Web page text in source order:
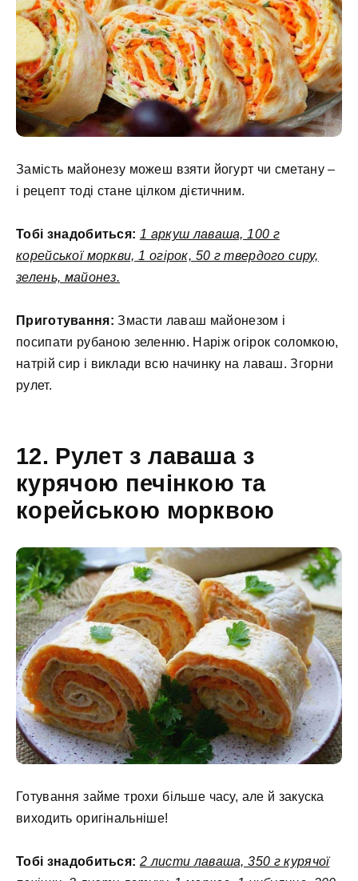
Замість майонезу можеш взяти йогурт чи сметану –
і рецепт тоді стане цілком дієтичним.
Тобі знадобиться: 1 аркуш лаваша, 100 г
корейської моркви, 1 огірок, 50 г твердого сиру,
зелень, майонез.
Приготування: Змасти лаваш майонезом і
посипати рубаною зеленню. Наріж огірок соломкою,
натрій сир і виклади всю начинку на лаваш. Згорни
рулет.
12. Рулет з лаваша з
курячою печінкою та
корейською морквою
Готування займе трохи більше часу, але й закуска
виходить оригінальніше!
Тобі знадобиться: 2 листи лаваша, 350 г курячої